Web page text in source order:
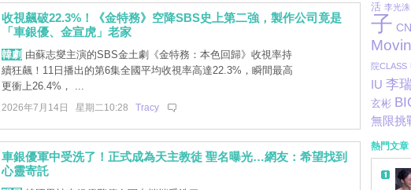
收視飆破22.3%！《金特務》空降SBS史上第二強，製作公司竟是
「車銀優、金宣虎」老家
韓劇 由蘇志燮主演的SBS金土劇《金特務：本色回歸》收視率持
續狂飆！11日播出的第6集全國平均收視率高達22.3%，瞬間最高
更衝上26.4%， ...
2026年7月14日 星期二10:28 Tracy
車銀優軍中受洗了！正式成為天主教徒 聖名曝光…網友：希望找到
心靈寄託
活 李光洙
子
院CLASS
IU 李
玄彬
無限挑
熱門文章